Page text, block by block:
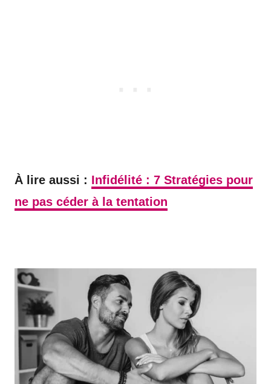
À lire aussi : Infidélité : 7 Stratégies pour
ne pas céder à la tentation